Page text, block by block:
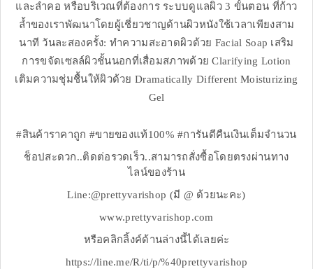
และลำคอ หรือบริเวณที่ต้องการ ระบบดูแลผิว 3 ขั้นตอน ที่ก้าว
ล้ำของเราพัฒนาโดยผู้เชี่ยวชาญด้านผิวหนังใช้เวลาเพียงสาม
นาที วันละสองครั้ง: ทำความสะอาดผิวด้วย Facial Soap เสริม
การขจัดเซลล์ผิวชั้นนอกที่เสื่อมสภาพด้วย Clarifying Lotion
เติมความชุ่มชื้นให้ผิวด้วย Dramatically Different Moisturizing
Gel
#สินค้าราคาถูก #ขายของแท้100% #การันตีคืนเงินเต็มจำนวน
ช็อปสะดวก..ติดต่อรวดเร็ว..สามารถสั่งซื้อโดยตรงผ่านทาง
ไลน์ของร้าน
Line:@prettyvarishop (มี @ ด้วยนะคะ)
www.prettyvarishop.com
หรือคลิกลิ้งค์ด้านล่างนี้ได้เลยค่ะ
https://line.me/R/ti/p/%40prettyvarishop